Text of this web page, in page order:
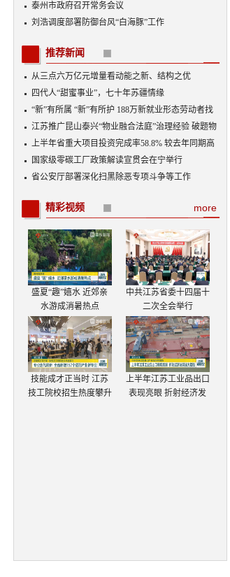
泰州市政府召开常务会议
刘浩调度部署防御台风“白海豚”工作
推荐新闻
从三点六万亿元增量看动能之新、结构之优
四代人“甜蜜事业”，七十年苏疆情缘
“新”有所属 “新”有所护 188万新就业形态劳动者找
到“娘家”
江苏推广昆山泰兴“物业融合法庭”治理经验 破题物
业治理“老大难”
上半年省重大项目投资完成率58.8% 较去年同期高
出3.5个百分点
国家级零碳工厂政策解读宣贯会在宁举行
省公安厅部署深化扫黑除恶专项斗争等工作
more
精彩视频
盛夏“趣”嬉水 近郊亲
水游成消暑热点
中共江苏省委十四届十
二次全会举行
技能成才正当时 江苏
技工院校招生热度攀升
上半年江苏工业品出口
表现亮眼 折射经济发